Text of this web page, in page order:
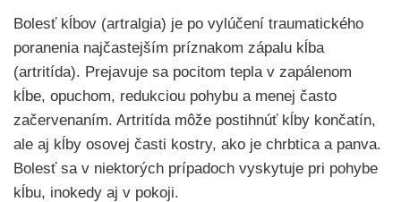
Bolesť kĺbov (artralgia) je po vylúčení traumatického
poranenia najčastejším príznakom zápalu kĺba
(artritída). Prejavuje sa pocitom tepla v zapálenom
kĺbe, opuchom, redukciou pohybu a menej často
začervenaním. Artritída môže postihnúť kĺby končatín,
ale aj kĺby osovej časti kostry, ako je chrbtica a panva.
Bolesť sa v niektorých prípadoch vyskytuje pri pohybe
kĺbu, inokedy aj v pokoji.